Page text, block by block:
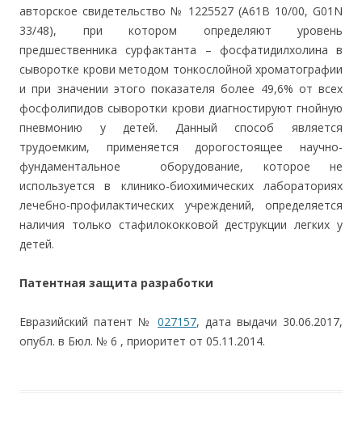
авторское свидетельство № 1225527 (А61В 10/00, G01N
33/48), при котором определяют уровень
предшественника сурфактанта – фосфатидилхолина в
сыворотке крови методом тонкослойной хроматографии
и при значении этого показателя более 49,6% от всех
фосфолипидов сыворотки крови диагностируют гнойную
пневмонию у детей. Данный способ является
трудоемким, применяется дорогостоящее научно-
фундаментальное оборудование, которое не
используется в клинико-биохимических лабораториях
лечебно-профилактических учреждений, определяется
наличия только стафилококковой деструкции легких у
детей.
Патентная защита разработки
Евразийский патент № 027157, дата выдачи 30.06.2017,
опубл. в Бюл. № 6 , приоритет от 05.11.2014.